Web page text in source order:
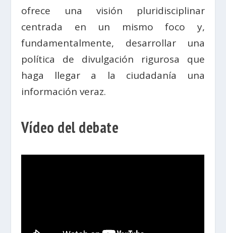
ofrece una visión pluridisciplinar
centrada en un mismo foco y,
fundamentalmente, desarrollar una
política de divulgación rigurosa que
haga llegar a la ciudadanía una
información veraz.
Vídeo del debate